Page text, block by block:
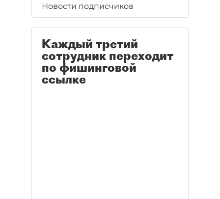
Новости подписчиков
Каждый третий
сотрудник переходит
по фишинговой
ссылке